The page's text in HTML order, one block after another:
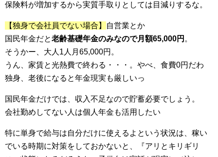
保険料が増加するから実質手取りとしては目減りするな。
【独身で会社員でない場合】
自営業とか
国民年金だと老齢基礎年金のみなので月額65,000円 。
そうかー、大人1人月65,000円。
うん、家賃と光熱費で終わる・・・。やべ、食費0円だわ
独身、老後になると年金現実も厳しいっ
国民年金だけでは、収入不足なので貯蓄必要でしょう。
会社勤めしてない人は個人年金も活用したい
特に単身で給与は自分だけに使えるよという状況は、稼い
でいる時期に対策をしておかないと、『アリとキリギリ